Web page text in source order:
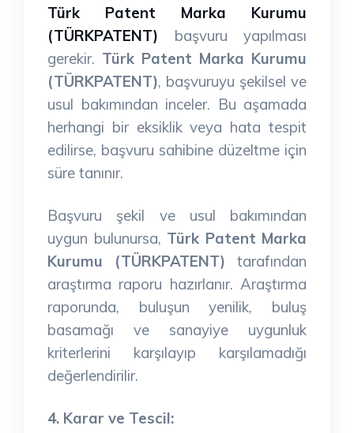
Türk Patent Marka Kurumu
(TÜRKPATENT) başvuru yapılması
gerekir. Türk Patent Marka Kurumu
(TÜRKPATENT), başvuruyu şekilsel ve
usul bakımından inceler. Bu aşamada
herhangi bir eksiklik veya hata tespit
edilirse, başvuru sahibine düzeltme için
süre tanınır.
Başvuru şekil ve usul bakımından
uygun bulunursa, Türk Patent Marka
Kurumu (TÜRKPATENT) tarafından
araştırma raporu hazırlanır. Araştırma
raporunda, buluşun yenilik, buluş
basamağı ve sanayiye uygunluk
kriterlerini karşılayıp karşılamadığı
değerlendirilir.
4. Karar ve Tescil: